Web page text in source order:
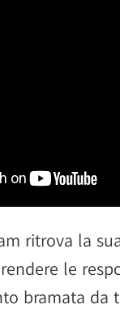
ritrova la
le
bramata da